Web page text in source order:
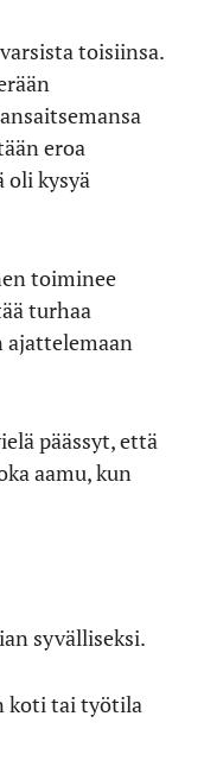
toisiinsa.
eroa
oli kysyä
toiminee
turhaa
ajattelemaan
päässyt, että
aamu, kun
syvälliseksi.
koti tai työtila